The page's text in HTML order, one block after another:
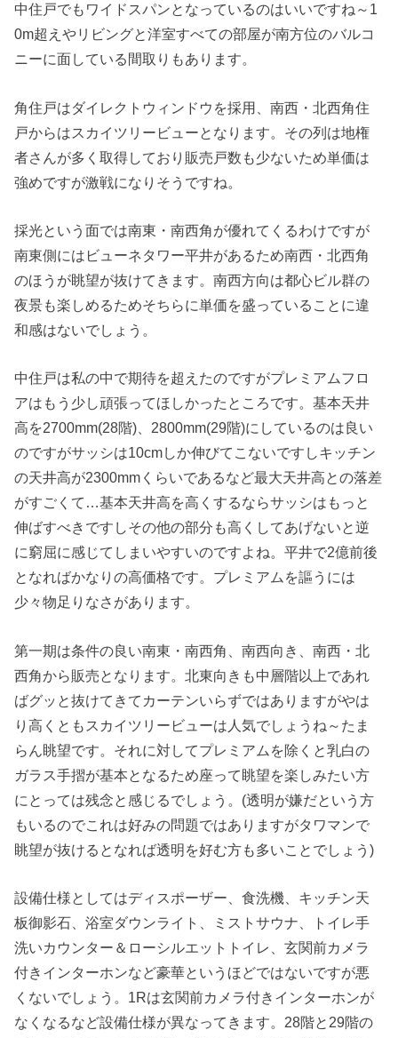
中住戸でもワイドスパンとなっているのはいいですね～1
0m超えやリビングと洋室すべての部屋が南方位のバルコ
ニーに面している間取りもあります。
角住戸はダイレクトウィンドウを採用、南西・北西角住
戸からはスカイツリービューとなります。その列は地権
者さんが多く取得しており販売戸数も少ないため単価は
強めですが激戦になりそうですね。
採光という面では南東・南西角が優れてくるわけですが
南東側にはビューネタワー平井があるため南西・北西角
のほうが眺望が抜けてきます。南西方向は都心ビル群の
夜景も楽しめるためそちらに単価を盛っていることに違
和感はないでしょう。
中住戸は私の中で期待を超えたのですがプレミアムフロ
アはもう少し頑張ってほしかったところです。基本天井
高を2700mm(28階)、2800mm(29階)にしているのは良い
のですがサッシは10cmしか伸びてこないですしキッチン
の天井高が2300mmくらいであるなど最大天井高との落差
がすごくて…基本天井高を高くするならサッシはもっと
伸ばすべきですしその他の部分も高くしてあげないと逆
に窮屈に感じてしまいやすいのですよね。平井で2億前後
となればかなりの高価格です。プレミアムを謳うには
少々物足りなさがあります。
第一期は条件の良い南東・南西角、南西向き、南西・北
西角から販売となります。北東向きも中層階以上であれ
ばグッと抜けてきてカーテンいらずではありますがやは
り高くともスカイツリービューは人気でしょうね～たま
らん眺望です。それに対してプレミアムを除くと乳白の
ガラス手摺が基本となるため座って眺望を楽しみたい方
にとっては残念と感じるでしょう。(透明が嫌だという方
もいるのでこれは好みの問題ではありますがタワマンで
眺望が抜けるとなれば透明を好む方も多いことでしょう)
設備仕様としてはディスポーザー、食洗機、キッチン天
板御影石、浴室ダウンライト、ミストサウナ、トイレ手
洗いカウンター＆ローシルエットトイレ、玄関前カメラ
付きインターホンなど豪華というほどではないですが悪
くないでしょう。1Rは玄関前カメラ付きインターホンが
なくなるなど設備仕様が異なってきます。28階と29階の